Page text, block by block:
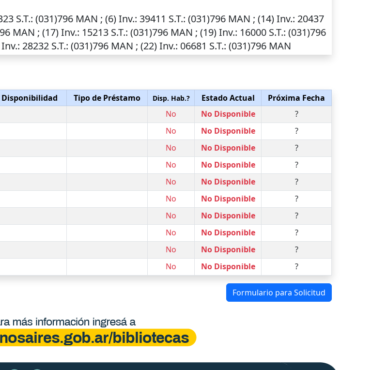
S.T.: (031)796 MAN ; (6)Inv.: 39411 S.T.: (031)796 MAN ; (14)Inv.: 20437
MAN ; (17)Inv.: 15213 S.T.: (031)796 MAN ; (19)Inv.: 16000 S.T.: (031)796
Inv.: 28232 S.T.: (031)796 MAN ; (22)Inv.: 06681 S.T.: (031)796 MAN
Disponibilidad Tipo de Préstamo Disp. Hab.? Estado Actual
Próxima Fecha
No No Disponible
?
No No Disponible
?
No No Disponible
?
No No Disponible
?
No No Disponible
?
No No Disponible
?
No No Disponible
?
No No Disponible
?
No No Disponible
?
No No Disponible ?
Formulario para Solicitud